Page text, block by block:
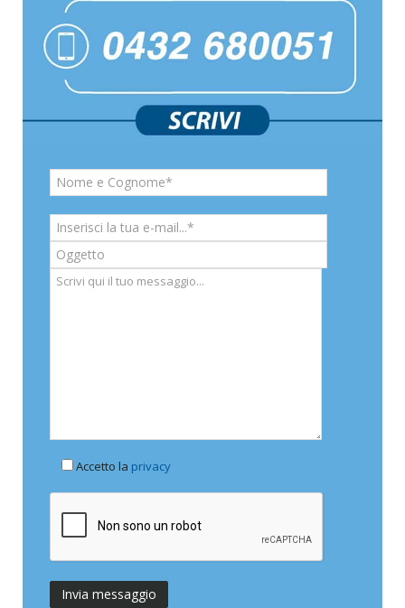
Accetto la privacy